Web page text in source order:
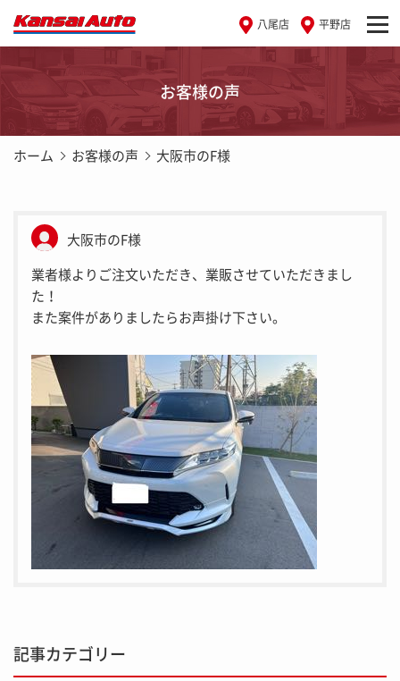
八尾店 平野店
お客様の声
ホーム お客様の声 大阪市のF様
大阪市のF様
業者様よりご注文いただき、業販させていただきまし
た！
また案件がありましたらお声掛け下さい。
記事カテゴリー